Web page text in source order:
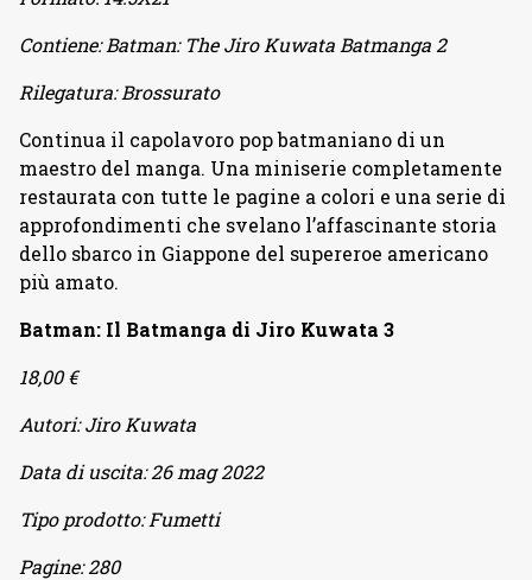
Contiene: Batman: The Jiro Kuwata Batmanga 2
Rilegatura: Brossurato
Continua il capolavoro pop batmaniano di un
maestro del manga. Una miniserie completamente
restaurata con tutte le pagine a colori e una serie di
approfondimenti che svelano l’affascinante storia
dello sbarco in Giappone del supereroe americano
più amato.
Batman: Il Batmanga di Jiro Kuwata 3
18,00 €
Autori: Jiro Kuwata
Data di uscita: 26 mag 2022
Tipo prodotto: Fumetti
Pagine: 280